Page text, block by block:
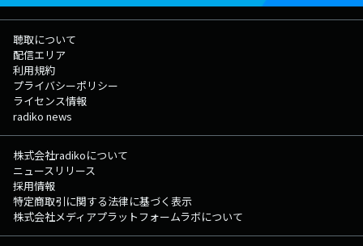
聴取について
配信エリア
利用規約
プライバシーポリシー
ライセンス情報
radiko news
株式会社radikoについて
ニュースリリース
採用情報
特定商取引に関する法律に基づく表示
株式会社メディアプラットフォームラボについて